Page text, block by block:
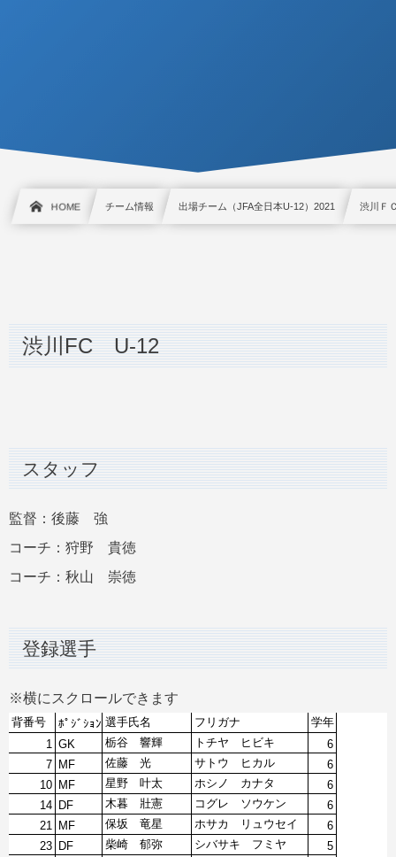
HOME チーム情報 出場チーム（JFA全日本U-12）2021 渋川Ｆ
渋川FC U-12
スタッフ
監督：後藤 強
コーチ：狩野 貴徳
コーチ：秋山 崇徳
登録選手
※横にスクロールできます